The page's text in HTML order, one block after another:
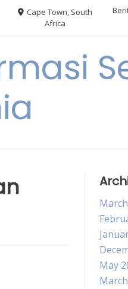
Cape Town, South
Africa
May